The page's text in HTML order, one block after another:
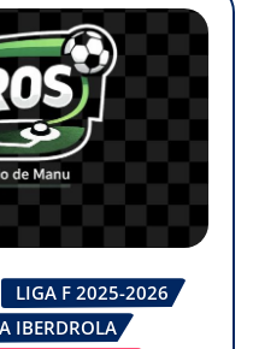
LIGA F 2025-2026
IBERDROLA